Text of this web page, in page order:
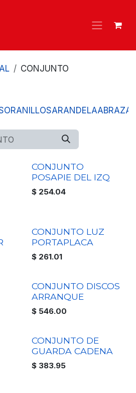
CONJUNTO
ANILLOSARANDELA
CONJUNTO
POSAPIE DEL IZQ
$ 254.04
CONJUNTO LUZ
PORTAPLACA
$ 261.01
CONJUNTO DISCOS
ARRANQUE
$ 546.00
CONJUNTO DE
GUARDA CADENA
$ 383.95